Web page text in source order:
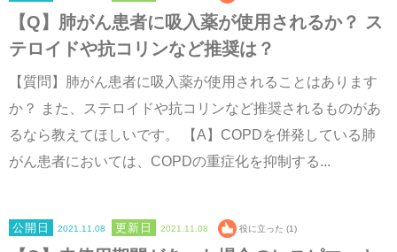
【Q】肺がん患者に吸入薬が使用されるか？ ス
テロイドや抗コリンなど推奨は？
【質問】肺がん患者に吸入薬が使用されることはあります
か？ また、ステロイドや抗コリンなど推奨されるものがあ
るなら教えてほしいです。 【A】COPDを併発している肺
がん患者においては、COPDの重症化を抑制する...
2021.11.08 2021.11.08 役に立った (1)